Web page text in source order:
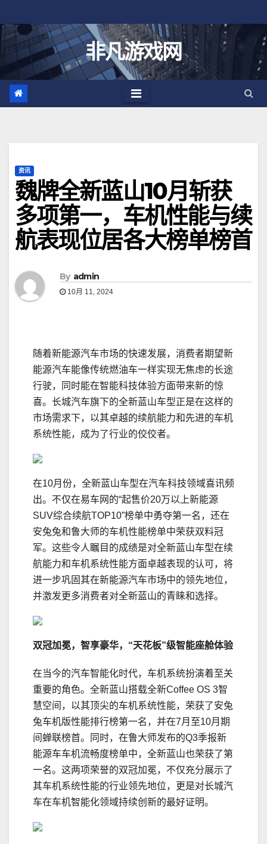
至
非凡游戏网
资讯
魏牌全新蓝山10月斩获
多项第一，车机性能与续
航表现位居各大榜单榜首
By admin
10月 11, 2024
随着新能源汽车市场的快速发展，消费者期望新
能源汽车能像传统燃油车一样实现无焦虑的长途
行驶，同时能在智能科技体验方面带来新的惊
喜。长城汽车旗下的全新蓝山车型正是在这样的
市场需求下，以其卓越的续航能力和先进的车机
系统性能，成为了行业的佼佼者。
在10月份，全新蓝山车型在汽车科技领域喜讯频
出。不仅在易车网的“起售价20万以上新能源
SUV综合续航TOP10”榜单中勇夺第一名，还在
安兔兔和鲁大师的车机性能榜单中荣获双料冠
军。这些令人瞩目的成绩是对全新蓝山车型在续
航能力和车机系统性能方面卓越表现的认可，将
进一步巩固其在新能源汽车市场中的领先地位，
并激发更多消费者对全新蓝山的青睐和选择。
双冠加冕，智享豪华，“天花板”级智能座舱体验
在当今的汽车智能化时代，车机系统扮演着至关
重要的角色。全新蓝山搭载全新Coffee OS 3智
慧空间，以其顶尖的车机系统性能，荣获了安兔
兔车机版性能排行榜第一名，并在7月至10月期
间蝉联榜首。同时，在鲁大师发布的Q3季报新
能源车车机流畅度榜单中，全新蓝山也荣获了第
一名。这两项荣誉的双冠加冕，不仅充分展示了
其车机系统性能的行业领先地位，更是对长城汽
车在车机智能化领域持续创新的最好证明。